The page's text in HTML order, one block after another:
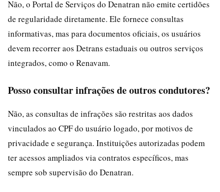
Não, o Portal de Serviços do Denatran não emite certidões
de regularidade diretamente. Ele fornece consultas
informativas, mas para documentos oficiais, os usuários
devem recorrer aos Detrans estaduais ou outros serviços
integrados, como o Renavam.
Posso consultar infrações de outros condutores?
Não, as consultas de infrações são restritas aos dados
vinculados ao CPF do usuário logado, por motivos de
privacidade e segurança. Instituições autorizadas podem
ter acessos ampliados via contratos específicos, mas
sempre sob supervisão do Denatran.